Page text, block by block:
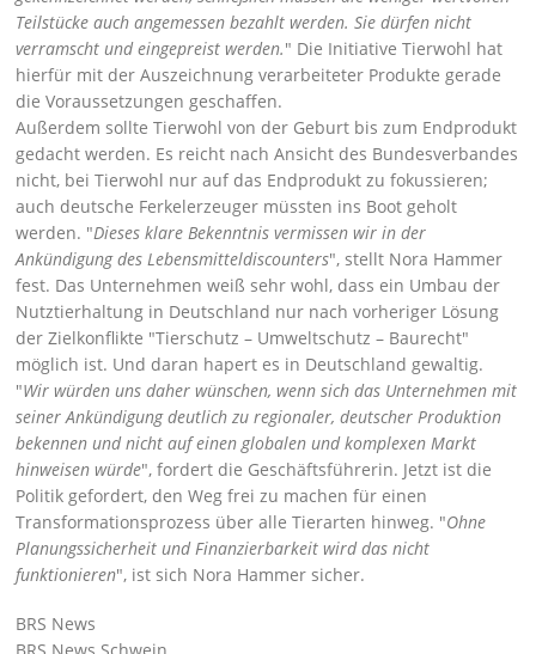
Teilstücke auch angemessen bezahlt werden. Sie dürfen nicht
verramscht und eingepreist werden.
Die Initiative Tierwohl hat
hierfür mit der Auszeichnung verarbeiteter Produkte gerade
die Voraussetzungen geschaffen.
Außerdem sollte Tierwohl von der Geburt bis zum Endprodukt
gedacht werden. Es reicht nach Ansicht des Bundesverbandes
nicht, bei Tierwohl nur auf das Endprodukt zu fokussieren;
auch deutsche Ferkelerzeuger müssten ins Boot geholt
werden.
Dieses klare Bekenntnis vermissen wir in der
Ankündigung des Lebensmitteldiscounters , stellt Nora Hammer
fest. Das Unternehmen weiß sehr wohl, dass ein Umbau der
Nutztierhaltung in Deutschland nur nach vorheriger Lösung
der Zielkonflikte
Tierschutz – Umweltschutz – Baurecht
möglich ist. Und daran hapert es in Deutschland gewaltig.
Wir würden uns daher wünschen, wenn sich das Unternehmen mit
seiner Ankündigung deutlich zu regionaler, deutscher Produktion
bekennen und nicht auf einen globalen und komplexen Markt
hinweisen würde , fordert die Geschäftsführerin. Jetzt ist die
Politik gefordert, den Weg frei zu machen für einen
Transformationsprozess über alle Tierarten hinweg.
Ohne
Planungssicherheit und Finanzierbarkeit wird das nicht
funktionieren , ist sich Nora Hammer sicher.
BRS News